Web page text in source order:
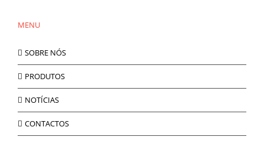
MENU
SOBRE NÓS
PRODUTOS
NOTÍCIAS
CONTACTOS